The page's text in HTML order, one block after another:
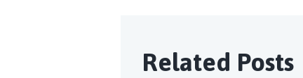
Related Posts